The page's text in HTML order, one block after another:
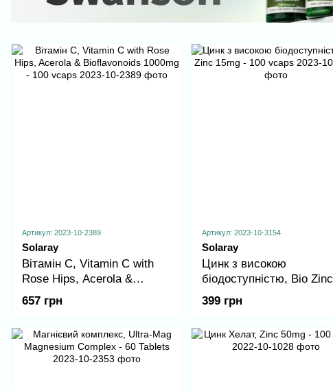
Артикул: 2023-10-2389
Solaray
Вітамін C, Vitamin C with
Rose Hips, Acerola &
Bioflavonoids 1000mg - 100
vcaps
657 грн
Артикул: 2023-10-3154
Solaray
Цинк з високою
біодоступністю, Bio Zinc
15mg - 100 vcaps
399 грн